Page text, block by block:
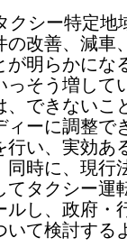
クシー特定地
の改善、減車
が明らかにな
っそう増して
、できないこ
ィーに調整で
行い、実効あ
同時に、現行
てタクシー運
ルし、政府・
いて検討する